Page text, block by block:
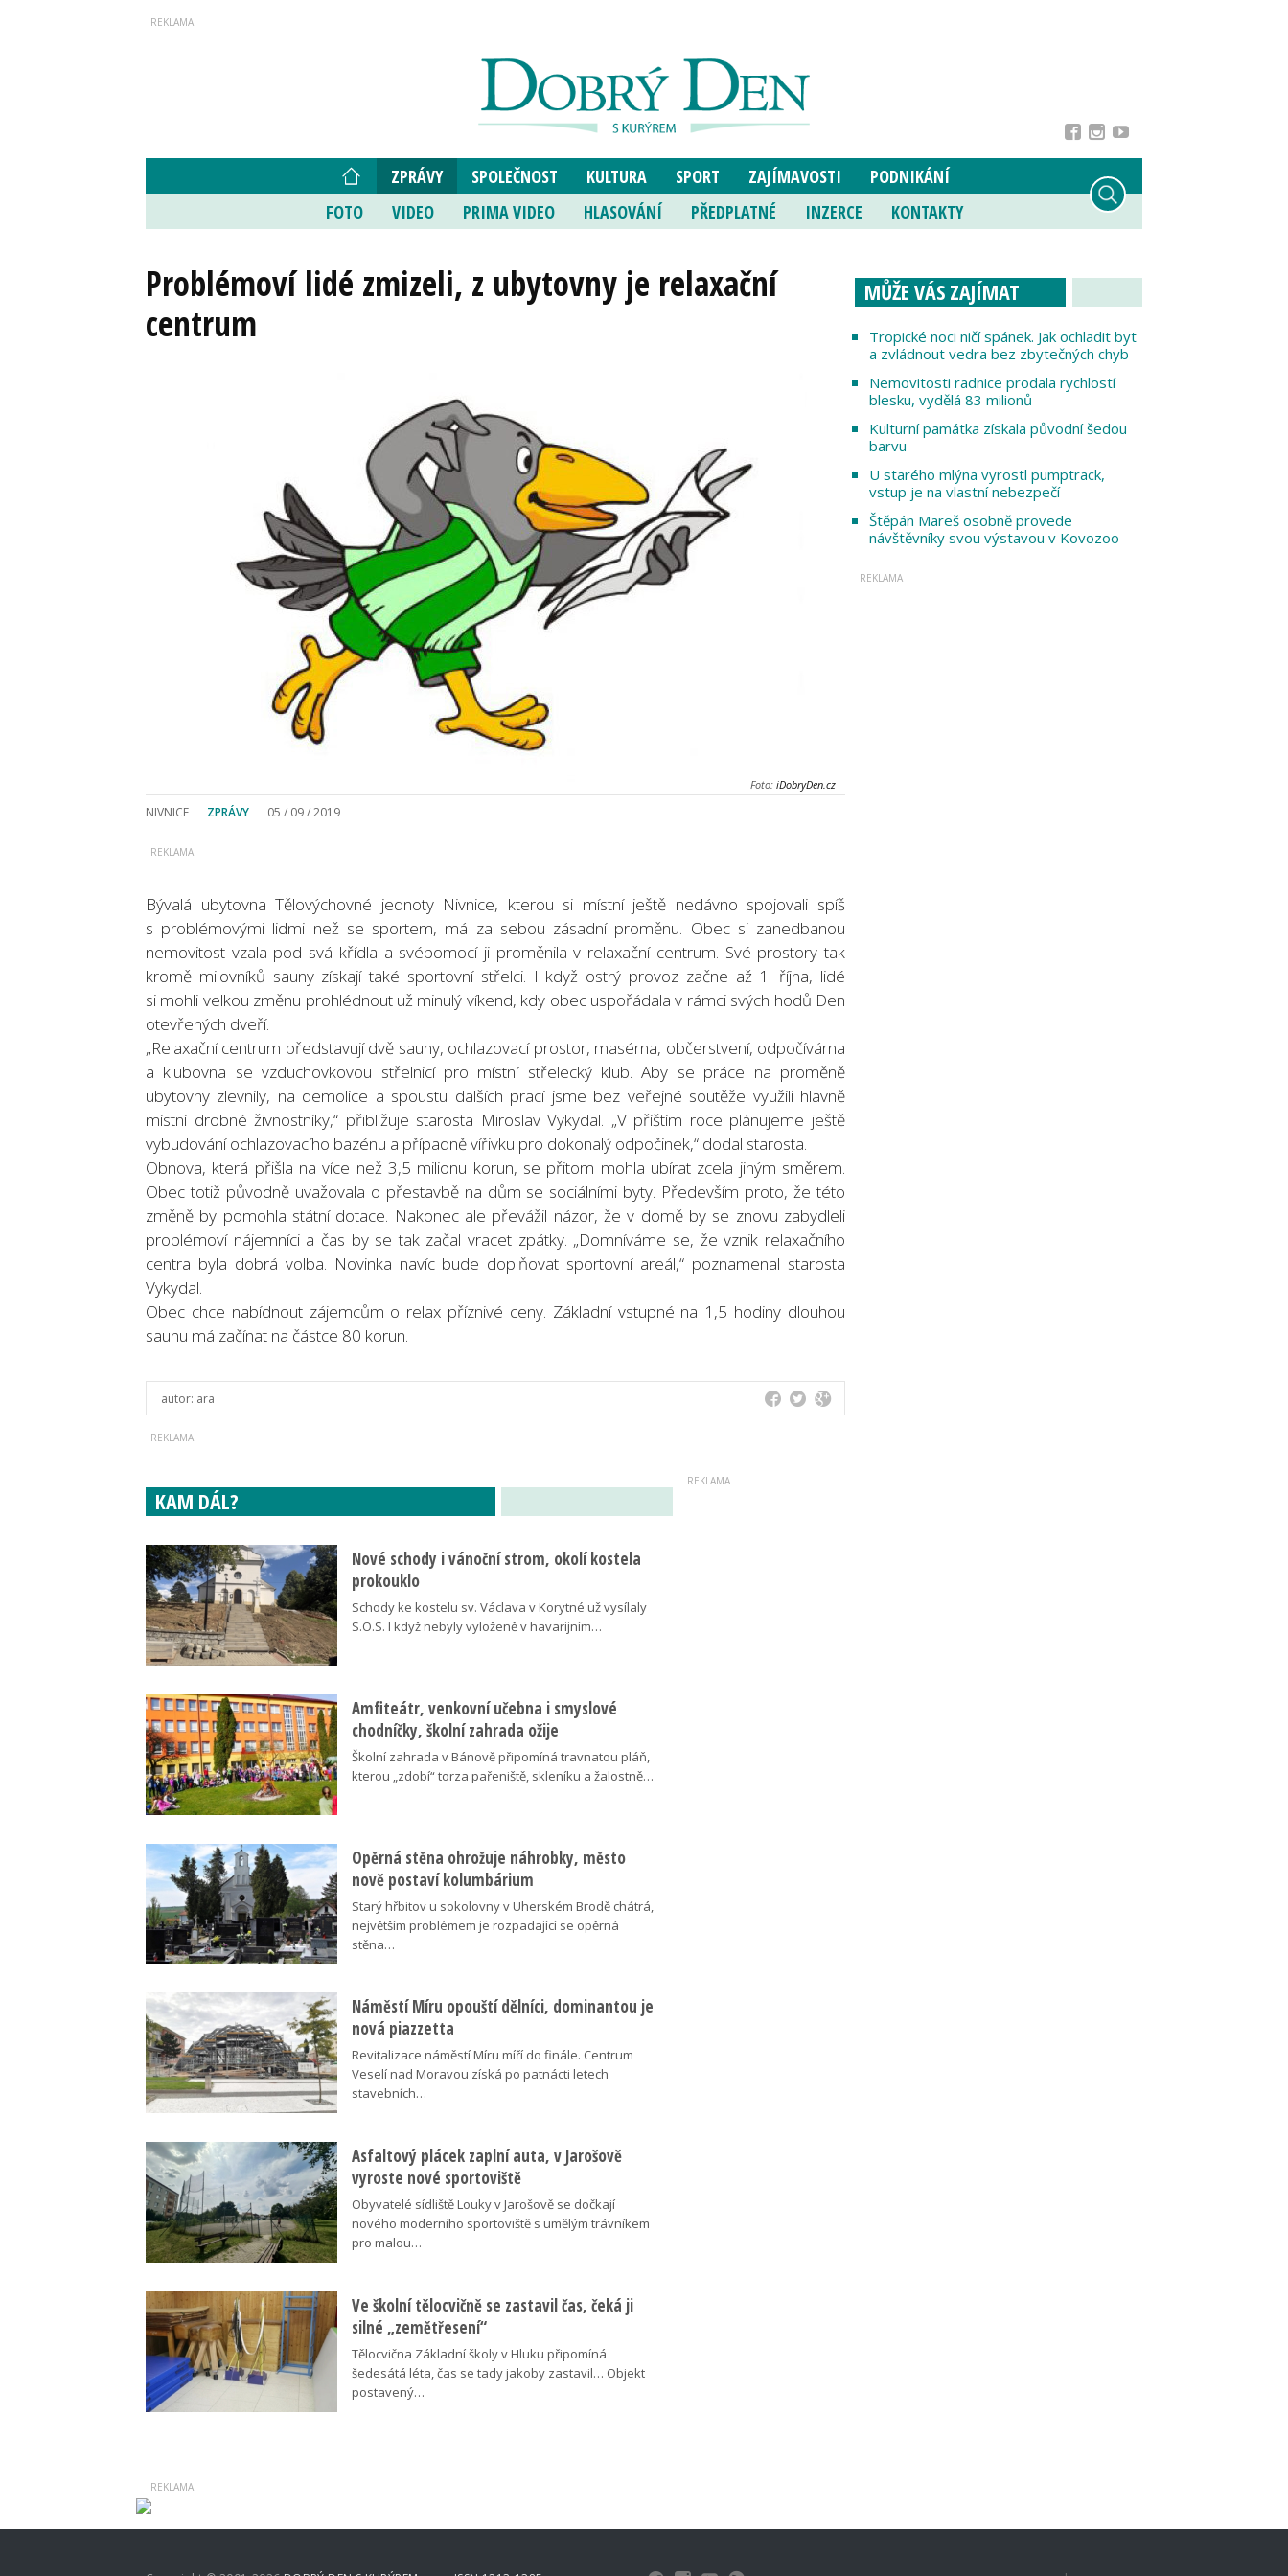
ZPRÁVY SPOLEČNOST KULTURA SPORT ZAJÍMAVOSTI
PODNIKÁNÍ
FOTO
VIDEO PRIMA VIDEO HLASOVÁNÍ PŘEDPLATNÉ INZERCE KONTAKTY
Problémoví lidé zmizeli, z ubytovny je relaxační
centrum
Foto: iDobryDen.cz
NIVNICE ZPRÁVY 05 / 09 / 2019
Bývalá ubytovna Tělovýchovné jednoty Nivnice, kterou si místní ještě nedávno spojovali spíš
s problémovými lidmi než se sportem, má za sebou zásadní proměnu. Obec si zanedbanou
nemovitost vzala pod svá křídla a svépomocí ji proměnila v relaxační centrum. Své prostory tak
kromě milovníků sauny získají také sportovní střelci. I když ostrý provoz začne až 1. října, lidé
si mohli velkou změnu prohlédnout už minulý víkend, kdy obec uspořádala v rámci svých hodů Den
otevřených dveří.
„Relaxační centrum představují dvě sauny, ochlazovací prostor, masérna, občerstvení, odpočívárna
a klubovna se vzduchovkovou střelnicí pro místní střelecký klub. Aby se práce na proměně
ubytovny zlevnily, na demolice a spoustu dalších prací jsme bez veřejné soutěže využili hlavně
místní drobné živnostníky,“ přibližuje starosta Miroslav Vykydal. „V příštím roce plánujeme ještě
vybudování ochlazovacího bazénu a případně vířivku pro dokonalý odpočinek,“ dodal starosta.
Obnova, která přišla na více než 3,5 milionu korun, se přitom mohla ubírat zcela jiným směrem.
Obec totiž původně uvažovala o přestavbě na dům se sociálními byty. Především proto, že této
změně by pomohla státní dotace. Nakonec ale převážil názor, že v domě by se znovu zabydleli
problémoví nájemníci a čas by se tak začal vracet zpátky. „Domníváme se, že vznik relaxačního
centra byla dobrá volba. Novinka navíc bude doplňovat sportovní areál,“ poznamenal starosta
Vykydal.
Obec chce nabídnout zájemcům o relax příznivé ceny. Základní vstupné na 1,5 hodiny dlouhou
saunu má začínat na částce 80 korun.
autor: ara
MŮŽE VÁS ZAJÍMAT
Tropické noci ničí spánek. Jak ochladit byt
a zvládnout vedra bez zbytečných chyb
Nemovitosti radnice prodala rychlostí
blesku, vydělá 83 milionů
Kulturní památka získala původní šedou
barvu
U starého mlýna vyrostl pumptrack,
vstup je na vlastní nebezpečí
Štěpán Mareš osobně provede
návštěvníky svou výstavou v Kovozoo
KAM DÁL?
Nové schody i vánoční strom, okolí kostela
prokouklo
Schody ke kostelu sv. Václava v Korytné už vysílaly
S.O.S. I když nebyly vyloženě v havarijním…
Amfiteátr, venkovní učebna i smyslové
chodníčky, školní zahrada ožije
Školní zahrada v Bánově připomíná travnatou pláň,
kterou „zdobí“ torza pařeniště, skleníku a žalostně…
Opěrná stěna ohrožuje náhrobky, město
nově postaví kolumbárium
Starý hřbitov u sokolovny v Uherském Brodě chátrá,
největším problémem je rozpadající se opěrná
stěna…
Náměstí Míru opouští dělníci, dominantou je
nová piazzetta
Revitalizace náměstí Míru míří do finále. Centrum
Veselí nad Moravou získá po patnácti letech
stavebních…
Asfaltový plácek zaplní auta, v Jarošově
vyroste nové sportoviště
Obyvatelé sídliště Louky v Jarošově se dočkají
nového moderního sportoviště s umělým trávníkem
pro malou…
Ve školní tělocvičně se zastavil čas, čeká ji
silné „zemětřesení“
Tělocvična Základní školy v Hluku připomíná
šedesátá léta, čas se tady jakoby zastavil… Objekt
postavený…